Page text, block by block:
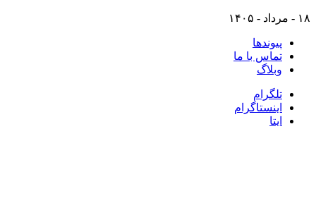
۱۸ - مرداد - ۱۴۰۵
پیوندها
تماس با ما
وبلاگ
تلگرام
اینستاگرام
ایتا